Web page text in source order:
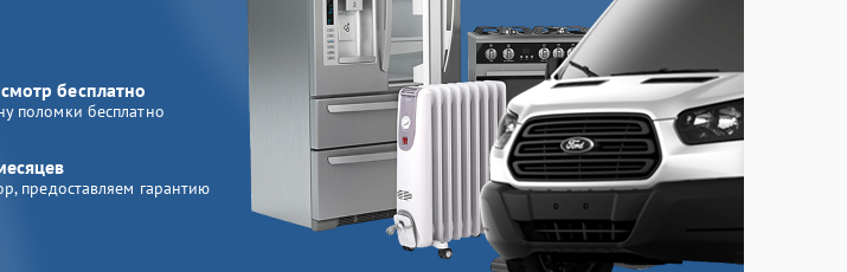
бесплатно
поломки бесплатно
предоставляем гарантию